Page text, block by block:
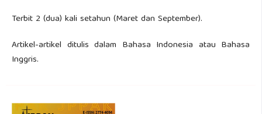
Terbit 2 (dua) kali setahun (Maret dan September).
Artikel-artikel ditulis dalam Bahasa Indonesia atau Bahasa
Inggris.